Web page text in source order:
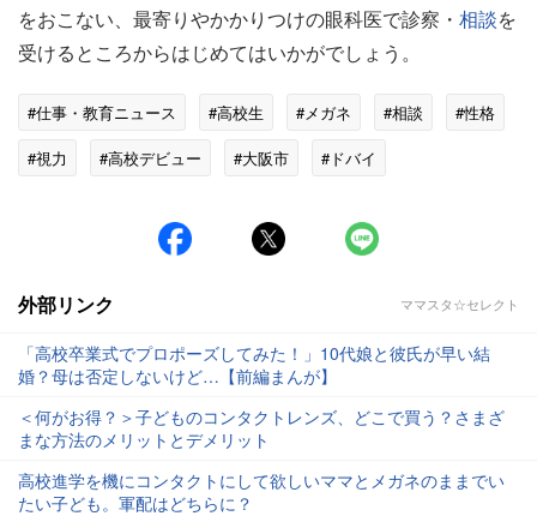
をおこない、最寄りやかかりつけの眼科医で診察・ 相談を
受けるところからはじめてはいかがでしょう。
#仕事・教育ニュース #高校生 #メガネ #相談
#性格
#視力
#高校デビュー #大阪市 #ドバイ
外部リンク ママスタ☆セレクト
「高校卒業式でプロポーズしてみた！」10代娘と彼氏が早い結
婚？母は否定しないけど…【前編まんが】
＜何がお得？＞子どものコンタクトレンズ、どこで買う？さまざ
まな方法のメリットとデメリット
高校進学を機にコンタクトにして欲しいママとメガネのままでい
たい子ども。軍配はどちらに？